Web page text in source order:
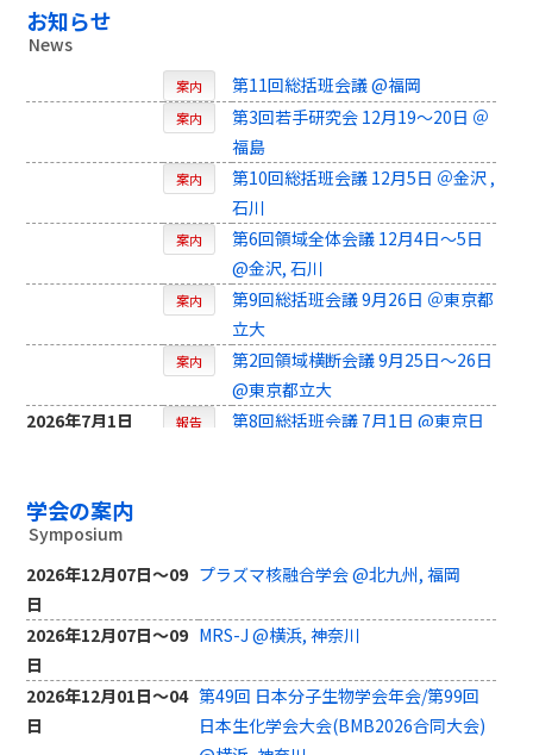
お知らせ
News
案内 第11回総括班会議 @福岡
案内
第3回若手研究会 12月19～20日 ＠
福島
案内
第10回総括班会議 12月5日 ＠金沢 ,
石川
案内
第6回領域全体会議 12月4日～5日
@金沢, 石川
案内
第9回総括班会議 9月26日 ＠東京都
立大
案内
第2回領域横断会議 9月25日～26日
@東京都立大
2026年7月1日
報告
第8回総括班会議 7月1日 @東京日
2026年5月23日
2026年5月17日
報告
A02班会議 ５月17日（日本橋）、
2026年4月27日
報告
A01班会議 4月27日
2026年3月26日
西新, 福岡★
2026年3月25日
報告
第2回プラズマ源WS 3月25日～27
学会の案内
Symposium
2026年12月07日～09
日
プラズマ核融合学会 @北九州, 福岡
2026年12月07日～09
日
MRS-J @横浜, 神奈川
2026年12月01日～04
日
第49回 日本分子生物学会年会/第99回
日本生化学会大会(BMB2026合同大会)